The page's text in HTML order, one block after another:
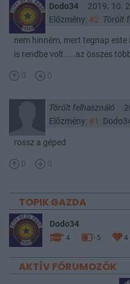
Dodo34
2019. 10.
Előzmény: #2 Törölt
nem hinném, mert tegnap este
is rendbe volt.....az összes
0 0
Törölt felhasználó
Előzmény: #1
rossz a géped
0 0
TOPIK GAZDA
Dodo34
4 5 4
AKTÍV FÓRUMOZÓK